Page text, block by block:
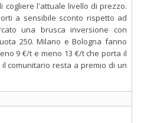
cogliere l'attuale livello di prezzo.
a sensibile sconto rispetto ad
una brusca inversione con
250. Milano e Bologna fanno
9 €/t e meno 13 €/t che porta il
comunitario resta a premio di un